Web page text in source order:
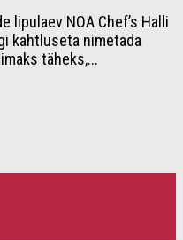
NOA Chef’s Halli
kahtluseta nimetada
täheks,...